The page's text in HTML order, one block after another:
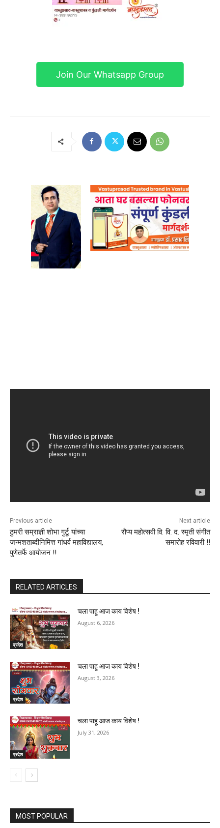
Join Our Whatsapp Group
Previous article
ठुमरी सम्राज्ञी शोभा गुर्टू यांच्या
जन्मशताब्दीनिमित्त गांधर्व महाविद्यालय,
पुणेतर्फे आयोजन !!
Next article
रौप्य महोत्सवी वि. वि. द. स्मृती संगीत
समारोह रविवारी !!
RELATED ARTICLES
प्रदेश
चला पाहू आज काय विशेष !
August 6, 2026
प्रदेश
चला पाहू आज काय विशेष !
August 3, 2026
प्रदेश
चला पाहू आज काय विशेष !
July 31, 2026
MOST POPULAR